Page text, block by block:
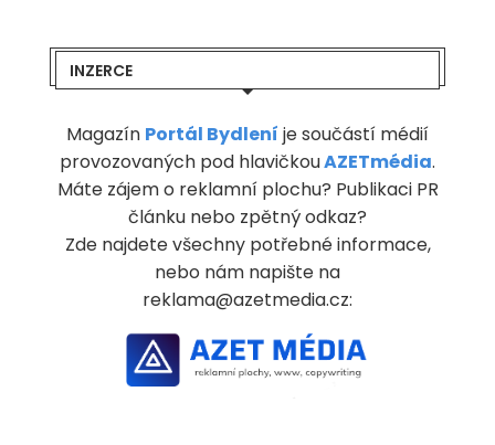
INZERCE
Magazín Portál Bydlení je součástí médií
provozovaných pod hlavičkouAZETmédia.
Máte zájem o reklamní plochu? Publikaci PR
článku nebo zpětný odkaz?
Zde najdete všechny potřebné informace,
nebo nám napište na
reklama@azetmedia.cz: